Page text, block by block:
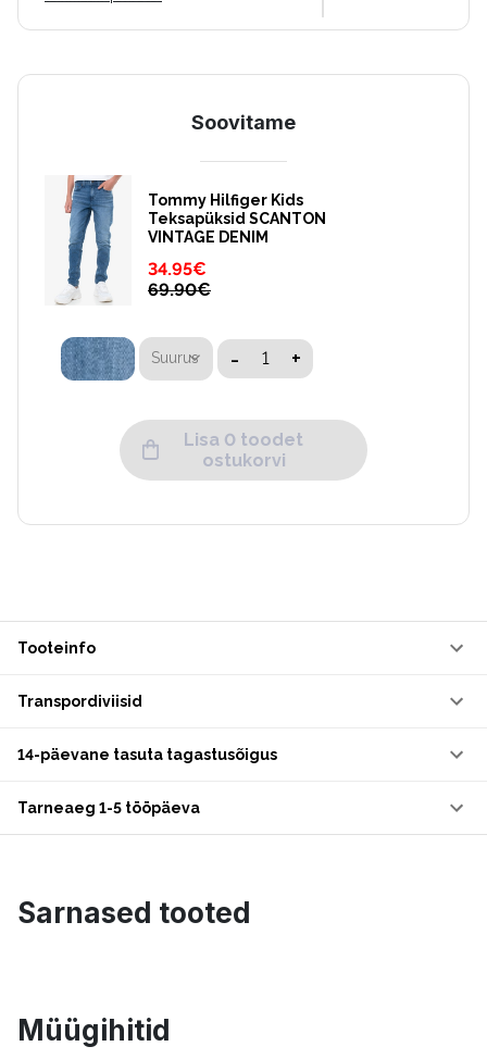
Soovitame
Tommy Hilfiger Kids
Teksapüksid SCANTON
VINTAGE DENIM
34.95€
69.90€
Suurus - +
Lisa 0 toodet
ostukorvi
Tooteinfo
Transpordiviisid
14-päevane tasuta tagastusõigus
Tarneaeg 1-5 tööpäeva
Sarnased tooted
Müügihitid